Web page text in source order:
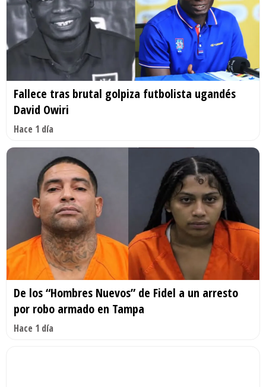
Fallece tras brutal golpiza futbolista ugandés
David Owiri
Hace 1 día
De los “Hombres Nuevos” de Fidel a un arresto
por robo armado en Tampa
Hace 1 día